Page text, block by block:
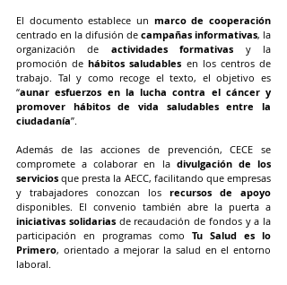
El documento establece un marco de cooperación
centrado en la difusión de campañas informativas, la
organización de actividades formativas y la
promoción de hábitos saludables en los centros de
trabajo. Tal y como recoge el texto, el objetivo es
“aunar esfuerzos en la lucha contra el cáncer y
promover hábitos de vida saludables entre la
ciudadanía”.
Además de las acciones de prevención, CECE se
compromete a colaborar en la divulgación de los
servicios que presta la AECC, facilitando que empresas
y trabajadores conozcan los recursos de apoyo
iniciativas solidarias de recaudación de fondos y a la
participación en programas como Tu Salud es lo
Primero, orientado a mejorar la salud en el entorno
laboral.